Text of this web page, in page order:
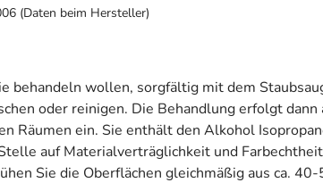
(Daten beim Hersteller)
behandeln wollen, sorgfältig mit dem
oder reinigen. Die Behandlung erfolgt dann
ein. Sie enthält den Alkohol
auf Materialverträglichkeit und
Sie die Oberflächen gleichmäßig aus ca.